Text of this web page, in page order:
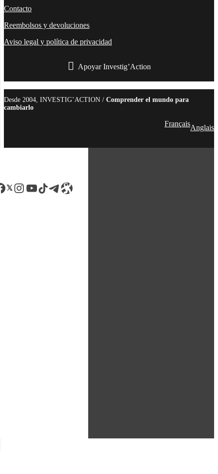
Contacto
Reembolsos y devoluciones
Aviso legal y política de privacidad
Apoyar Investig’Action
Desde 2004, INVESTIG’ACTION / Comprender el mundo para
cambiarlo
FrançaisAnglais
LinkedIn
Instagram
YouTube
TikTok
Telegram
Enlace